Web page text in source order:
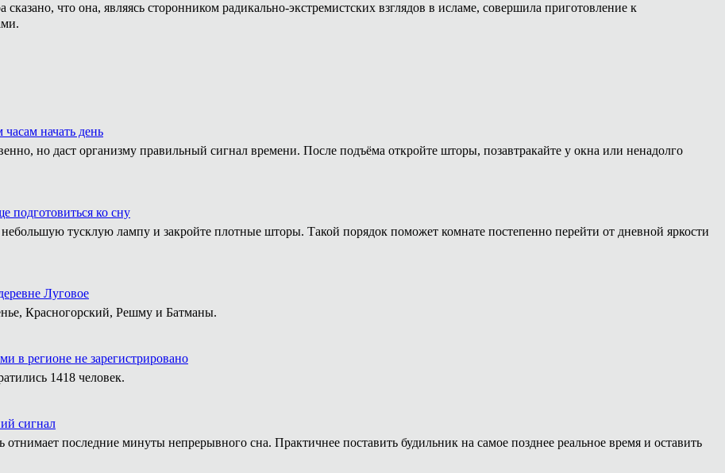
что она, являясь сторонником радикально-экстремистских взглядов в исламе, совершила приготовление к
начать день
но даст организму правильный сигнал времени. После подъёма откройте шторы, позавтракайте у окна или ненадолго
подготовиться ко сну
небольшую тусклую лампу и закройте плотные шторы. Такой порядок поможет комнате постепенно перейти от дневной яркости
Луговое
Красногорский, Решму и Батманы.
в регионе не зарегистрировано
1418 человек.
сигнал
последние минуты непрерывного сна. Практичнее поставить будильник на самое позднее реальное время и оставить